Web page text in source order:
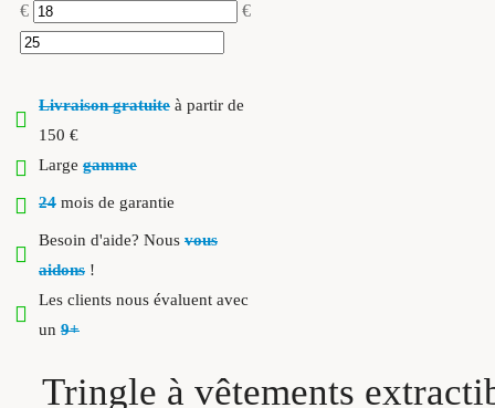
€ €
Livraison gratuite à partir de
150 €
Large gamme
24 mois de garantie
Besoin d'aide? Nous vous
aidons !
Les clients nous évaluent avec
un 9+
Tringle à vêtements